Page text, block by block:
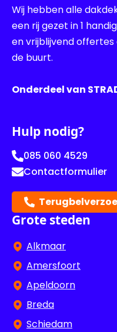
Wij hebben alle
een rij gezet in 1
en vrijblijvend offertes
de buurt.
Onderdeel van
Hulp nodig?
085 060 4529
Contactformulier
Grote steden
Alkmaar
Amersfoort
Apeldoorn
Breda
Schiedam